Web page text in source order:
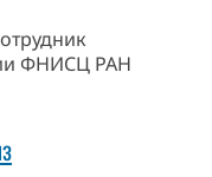
ФНИСЦ РАН